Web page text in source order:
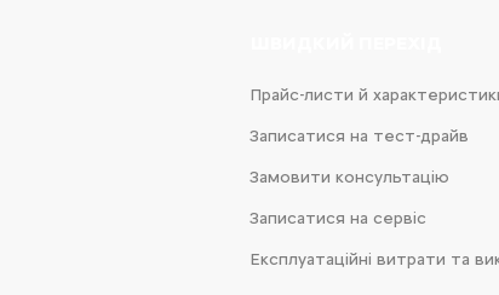
Прайс-листи й
Записатися на тест-драйв
Замовити консультацію
Записатися на сервіс
Експлуатаційні витрати та